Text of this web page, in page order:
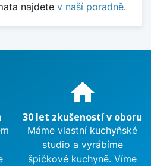
najdete v naší poradně.
home
30 let zkušeností v oboru
Máme vlastní kuchyňské
studio a vyrábíme
špičkové kuchyně. Víme